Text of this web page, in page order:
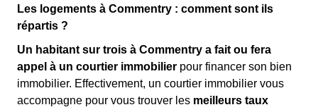
Les logements à Commentry : comment sont ils
répartis ?
Un habitant sur trois à Commentry a fait ou fera
appel à un courtier immobilier pour financer son bien
immobilier. Effectivement, un courtier immobilier vous
accompagne pour vous trouver les meilleurs taux